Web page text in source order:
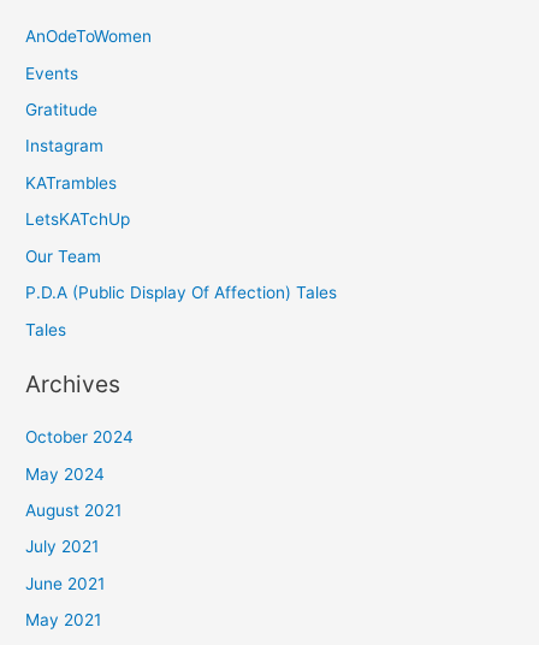
AnOdeToWomen
Events
Gratitude
Instagram
KATrambles
LetsKATchUp
Our Team
P.D.A (Public Display Of Affection) Tales
Tales
Archives
October 2024
May 2024
August 2021
July 2021
June 2021
May 2021